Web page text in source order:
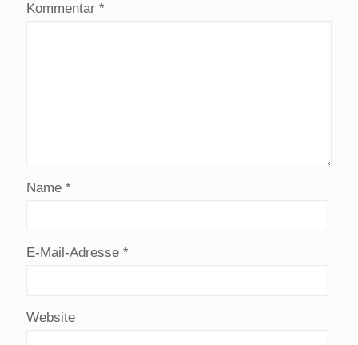
Kommentar *
Name *
E-Mail-Adresse *
Website